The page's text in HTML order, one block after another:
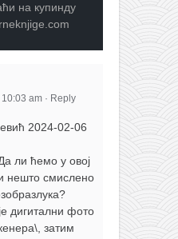
на купинду
am · Reply
2024-02-06
ли ћемо у овој
нешто смислено
дигитални фото
затим